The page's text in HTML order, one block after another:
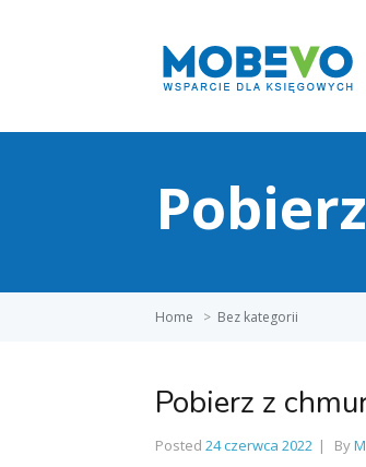
Home > Bez kategorii
Pobierz z
Posted 24 czerwca 2022 By